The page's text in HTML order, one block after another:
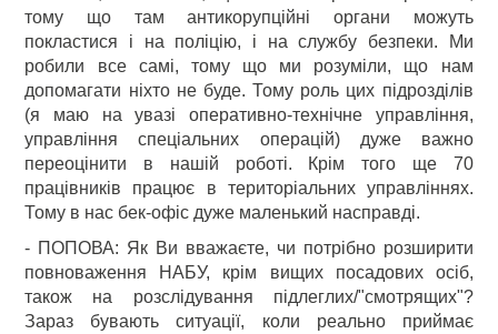
тому що там антикорупційні органи можуть
покластися і на поліцію, і на службу безпеки. Ми
робили все самі, тому що ми розуміли, що нам
допомагати ніхто не буде. Тому роль цих підрозділів
(я маю на увазі оперативно-технічне управління,
управління спеціальних операцій) дуже важно
переоцінити в нашій роботі. Крім того ще 70
працівників працює в територіальних управліннях.
Тому в нас бек-офіс дуже маленький насправді.
- ПОПОВА: Як Ви вважаєте, чи потрібно розширити
повноваження НАБУ, крім вищих посадових осіб,
також на розслідування підлеглих/"смотрящих"?
Зараз бувають ситуації, коли реально приймає